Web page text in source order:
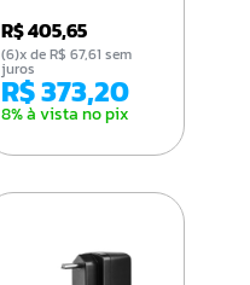
R$ 405,65
R$ 373,20
8% à vista no pix
(6)x de R$ 67,61 sem
juros